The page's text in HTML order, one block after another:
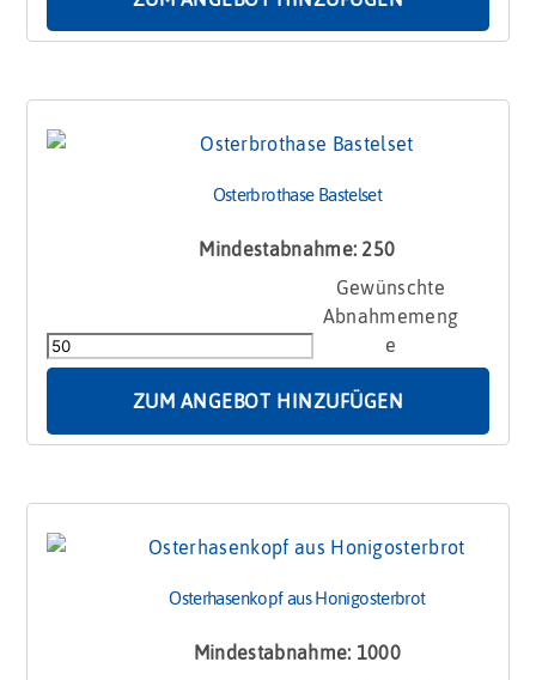
Menge
Osterbrothase Bastelset
Mindestabnahme: 250
Menge
ZUM ANGEBOT HINZUFÜGEN
Osterhasenkopf aus Honigosterbrot
Mindestabnahme: 1000